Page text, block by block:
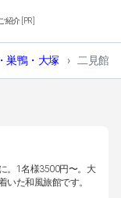
介 [PR]
巣鴨・大塚 › 二見館
。1名様3500円〜。大
いた和風旅館です。